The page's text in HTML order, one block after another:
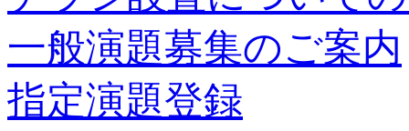
一般演題募集のご案内
指定演題登録